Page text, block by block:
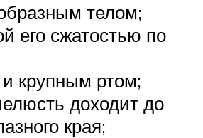
телом;
его сжатостью по
крупным ртом;
доходит до
края;